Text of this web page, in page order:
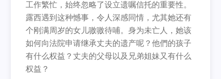
工作繁忙，始终忽略了设立遗嘱信托的重要性。
露西遇到这种憾事，令人深感同情，尤其她还有
个刚满周岁的女儿嗷嗷待哺。身为未亡人，她该
如何向法院申请继承丈夫的遗产呢？他們的孩子
有什么权益？丈夫的父母以及兄弟姐妹又有什么
权益？